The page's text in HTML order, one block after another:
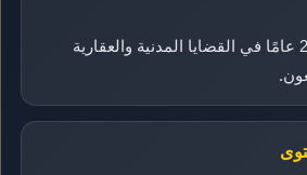
خبرة قانونية تتجاوز 29 عامًا في القضايا المدنية والعقارية